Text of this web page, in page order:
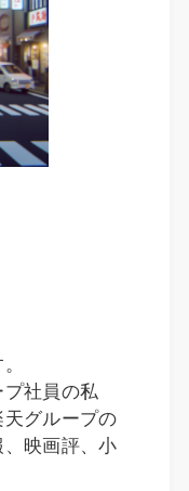
社員の私
グループの
映画評、小